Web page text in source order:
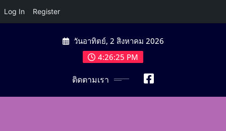
Log In Register
วันอาทิตย์, 2 สิงหาคม 2026
4:26:27 PM
ติดตามเรา